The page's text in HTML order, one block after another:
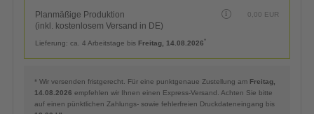
Planmäßige Produktion
(inkl. kostenlosem Versand in DE)
0,00 EUR
Lieferung: ca. 4 Arbeitstage bis Freitag, 14.08.2026*
* Wir versenden fristgerecht. Für eine punktgenaue Zustellung am Freitag,
14.08.2026 empfehlen wir Ihnen einen Express-Versand. Achten Sie bitte
auf einen pünktlichen Zahlungs- sowie fehlerfreien Druckdateneingang bis